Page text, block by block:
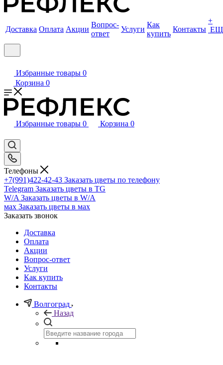
Доставка Оплата Акции
Вопрос-
ответ
Услуги
Как
купить
Контакты
+
Избранные товары 0
Корзина 0
Избранные товары 0 Корзина 0
Телефоны
+7(991)422-42-43 Заказать цветы по телефону
Telegram Заказать цветы в TG
W/A Заказать цветы в W/A
мах Заказать цветы в мах
Заказать звонок
Доставка
Оплата
Акции
Вопрос-ответ
Услуги
Как купить
Контакты
Волгоград
Назад